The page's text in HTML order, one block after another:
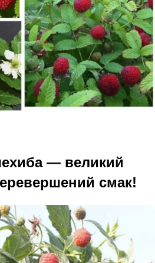
— великий
смак!